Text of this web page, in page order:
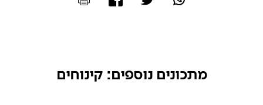
מתכונים נוספים: קינוחים